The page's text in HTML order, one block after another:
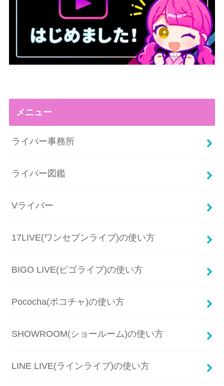
メニュー
ライバー事務所
ライバー図鑑
Vライバー
17LIVE(ワンセブンライブ)の使い方
BIGO LIVE(ビゴライブ)の使い方
Pococha(ポコチャ)の使い方
SHOWROOM(ショールーム)の使い方
LINE LIVE(ラインライブ)の使い方